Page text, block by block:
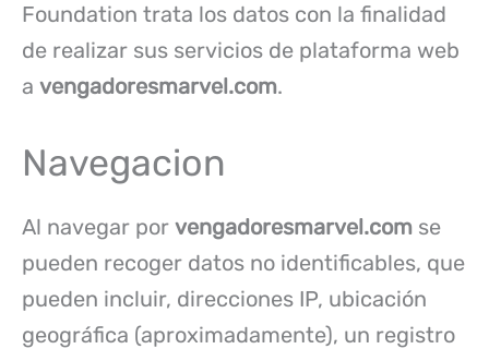
Foundation trata los datos con la finalidad
de realizar sus servicios de plataforma web
a vengadoresmarvel.com.
Navegacion
Al navegar por vengadoresmarvel.com se
pueden recoger datos no identificables, que
pueden incluir, direcciones IP, ubicación
geográfica (aproximadamente), un registro